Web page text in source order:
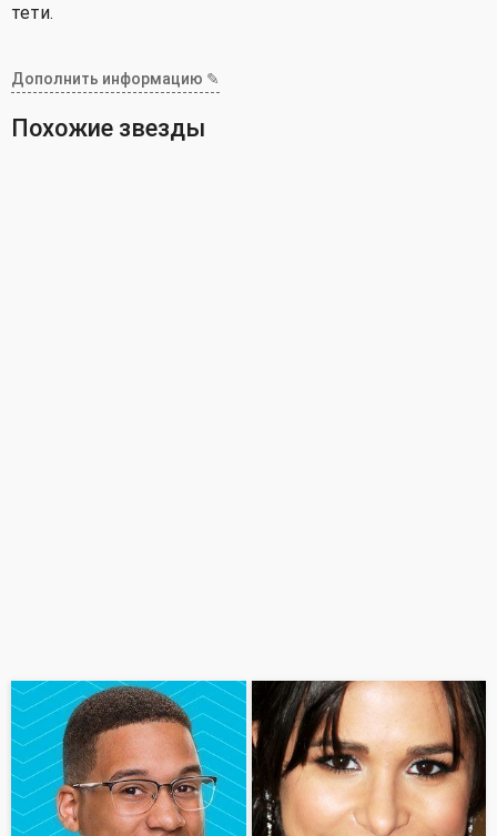
тети.
Дополнить информацию ✎
Похожие звезды